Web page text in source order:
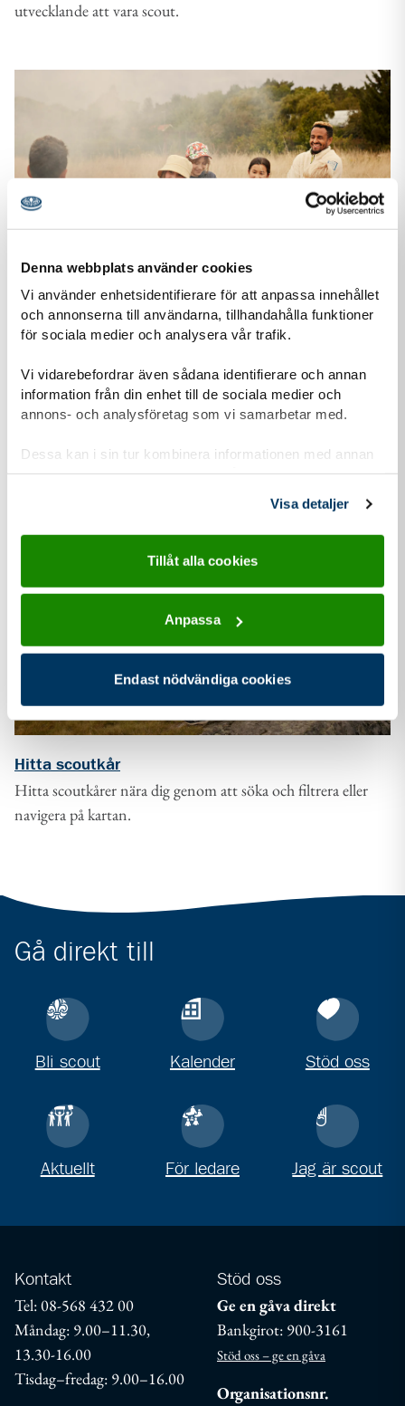
Denna webbplats använder cookies
Vi använder enhetsidentifierare för att anpassa innehållet
och annonserna till användarna, tillhandahålla funktioner
för sociala medier och analysera vår trafik.
Vi vidarebefordrar även sådana identifierare och annan
information från din enhet till de sociala medier och
annons- och analysföretag som vi samarbetar med.
Dessa kan i sin tur kombinera informationen med annan
information som du har tillhandahållit eller som de har
Visa detaljer
Tillåt alla cookies
Anpassa
Endast nödvändiga cookies
utvecklande att vara scout.
Tack vare din gåva kan vi ge fler barn och unga möjlighet att
uppleva äventyr tillsammans, växa som individer och
förändra samhället.
Hitta scoutkår
Hitta scoutkårer nära dig genom att söka och filtrera eller
navigera på kartan.
Gå direkt till
Bli scout Kalender Stöd oss
Aktuellt För ledare Jag är scout
Kontakt
Tel: 08-568 432 00
Måndag: 9.00–11.30,
13.30-16.00
Tisdag–fredag: 9.00–16.00
Stöd oss
Ge en gåva direkt
Bankgirot: 900-3161
Stöd oss – ge en gåva
Organisationsnr.